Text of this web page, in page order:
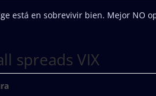
está en sobrevivir bien. Mejor NO
spreads VIX